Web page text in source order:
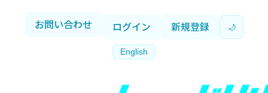
お問い合わせ ログイン 新規登録 🌙
English